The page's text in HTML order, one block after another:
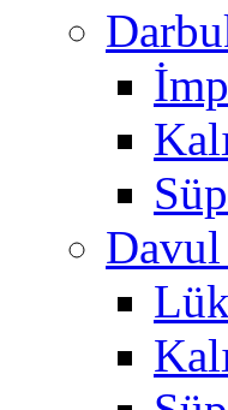
Davul